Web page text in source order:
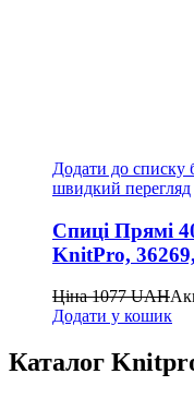
Додати до списку
швидкий перегляд
Спиці Прямі
KnitPro,
Ціна1077UAH
Додати у кошик
Каталог